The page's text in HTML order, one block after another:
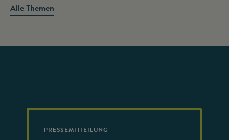
Alle Themen
PRESSEMITTEILUNG